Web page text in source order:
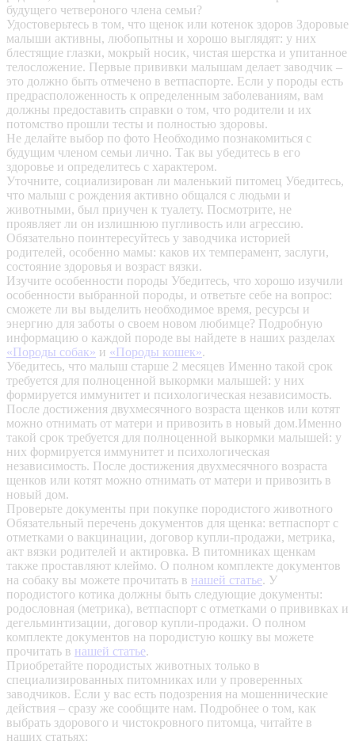
будущего четвероного члена семьи?
Удостоверьтесь в том, что щенок или котенок здоров Здоровые
малыши активны, любопытны и хорошо выглядят: у них
блестящие глазки, мокрый носик, чистая шерстка и упитанное
телосложение. Первые прививки малышам делает заводчик –
это должно быть отмечено в ветпаспорте. Если у породы есть
предрасположенность к определенным заболеваниям, вам
должны предоставить справки о том, что родители и их
потомство прошли тесты и полностью здоровы.
Не делайте выбор по фото Необходимо познакомиться с
будущим членом семьи лично. Так вы убедитесь в его
здоровье и определитесь с характером.
Уточните, социализирован ли маленький питомец Убедитесь,
что малыш с рождения активно общался с людьми и
животными, был приучен к туалету. Посмотрите, не
проявляет ли он излишнюю пугливость или агрессию.
Обязательно поинтересуйтесь у заводчика историей
родителей, особенно мамы: каков их темперамент, заслуги,
состояние здоровья и возраст вязки.
Изучите особенности породы Убедитесь, что хорошо изучили
особенности выбранной породы, и ответьте себе на вопрос:
сможете ли вы выделить необходимое время, ресурсы и
энергию для заботы о своем новом любимце? Подробную
информацию о каждой породе вы найдете в наших разделах
«Породы собак» и «Породы кошек».
Убедитесь, что малыш старше 2 месяцев Именно такой срок
требуется для полноценной выкормки малышей: у них
формируется иммунитет и психологическая независимость.
После достижения двухмесячного возраста щенков или котят
можно отнимать от матери и привозить в новый дом.Именно
такой срок требуется для полноценной выкормки малышей: у
них формируется иммунитет и психологическая
независимость. После достижения двухмесячного возраста
щенков или котят можно отнимать от матери и привозить в
новый дом.
Проверьте документы при покупке породистого животного
Обязательный перечень документов для щенка: ветпаспорт с
отметками о вакцинации, договор купли-продажи, метрика,
акт вязки родителей и актировка. В питомниках щенкам
также проставляют клеймо. О полном комплекте документов
на собаку вы можете прочитать в нашей статье. У
породистого котика должны быть следующие документы:
родословная (метрика), ветпаспорт с отметками о прививках и
дегельминтизации, договор купли-продажи. О полном
комплекте документов на породистую кошку вы можете
прочитать в нашей статье.
Приобретайте породистых животных только в
специализированных питомниках или у проверенных
заводчиков. Если у вас есть подозрения на мошеннические
действия – сразу же сообщите нам. Подробнее о том, как
выбрать здорового и чистокровного питомца, читайте в
наших статьях: